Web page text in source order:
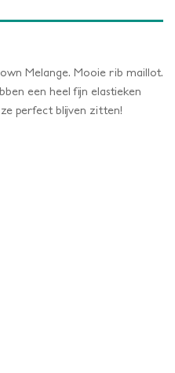
Melange. Mooie rib maillot.
een heel fijn elastieken
perfect blijven zitten!